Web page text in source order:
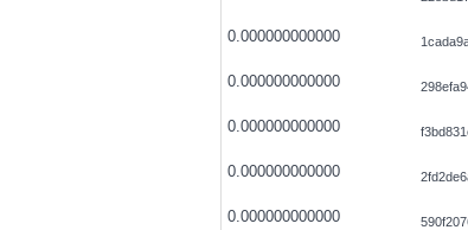
0.000000000000
0.000000000000
0.000000000000
0.000000000000
0.000000000000